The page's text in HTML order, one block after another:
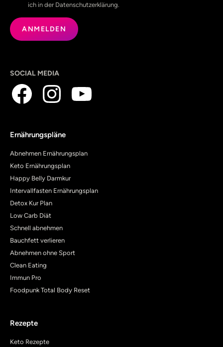
ich in der Datenschutzerklärung.
SOCIAL MEDIA
Ernährungspläne
Abnehmen Ernährungsplan
Keto Ernährungsplan
Happy Belly Darmkur
Intervallfasten Ernährungsplan
Detox Kur Plan
Low Carb Diät
Schnell abnehmen
Bauchfett verlieren
Abnehmen ohne Sport
Clean Eating
Immun Pro
Foodpunk Total Body Reset
Rezepte
Keto Rezepte